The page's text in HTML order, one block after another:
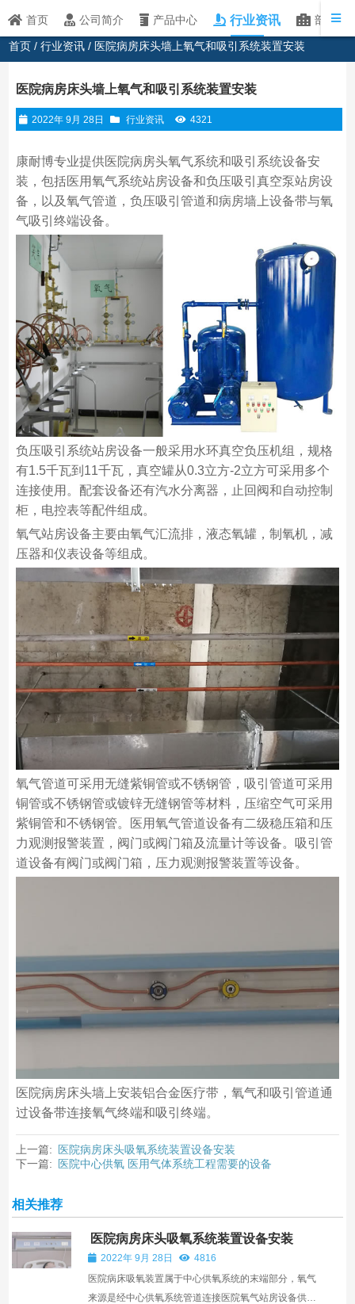
首页 公司简介 产品中心 行业资讯 部分客
首页 /行业资讯 / 医院病房床头墙上氧气和吸引系统装置安装
医院病房床头墙上氧气和吸引系统装置安装
2022年 9月 28日 行业资讯 4321
康耐博专业提供医院病房头氧气系统和吸引系统设备安
装，包括医用氧气系统站房设备和负压吸引真空泵站房设
备，以及氧气管道，负压吸引管道和病房墙上设备带与氧
气吸引终端设备。
负压吸引系统站房设备一般采用水环真空负压机组，规格
有1.5千瓦到11千瓦，真空罐从0.3立方-2立方可采用多个
连接使用。配套设备还有汽水分离器，止回阀和自动控制
柜，电控表等配件组成。
氧气站房设备主要由氧气汇流排，液态氧罐，制氧机，减
压器和仪表设备等组成。
氧气管道可采用无缝紫铜管或不锈钢管，吸引管道可采用
铜管或不锈钢管或镀锌无缝钢管等材料，压缩空气可采用
紫铜管和不锈钢管。医用氧气管道设备有二级稳压箱和压
力观测报警装置，阀门或阀门箱及流量计等设备。吸引管
道设备有阀门或阀门箱，压力观测报警装置等设备。
医院病房床头墙上安装铝合金医疗带，氧气和吸引管道通
过设备带连接氧气终端和吸引终端。
上一篇:
医院病房床头吸氧系统装置设备安装
下一篇:
医院中心供氧 医用气体系统工程需要的设备
相关推荐
医院病房床头吸氧系统装置设备安装
2022年 9月 28日
4816
医院病床吸氧装置属于中心供氧系统的末端部分，氧气
来源是经中心供氧系统管道连接医院氧气站房设备供